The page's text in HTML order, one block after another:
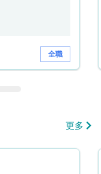
全職
更多